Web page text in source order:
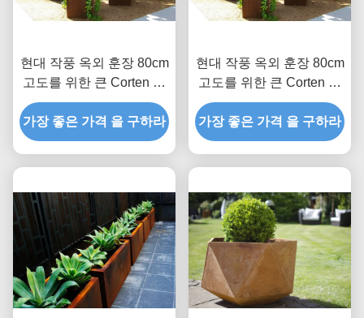
현대 작풍 옥외 훈장 80cm
고도를 위한 큰 Corten 강
철 재배자 상자
가장 좋은 가격 을 구하라
현대 작풍 옥외 훈장 80cm
고도를 위한 큰 Corten 강
철 재배자 상자
가장 좋은 가격 을 구하라